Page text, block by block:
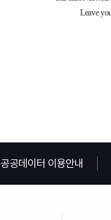
공공데이터 이용안내